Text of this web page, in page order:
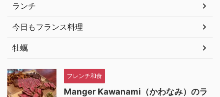
ランチ
今日もフランス料理
牡蠣
フレンチ和食
Manger Kawanami（かわなみ）のラ